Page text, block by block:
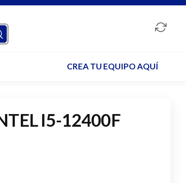
CREA TU EQUIPO AQUÍ
I5-12400F